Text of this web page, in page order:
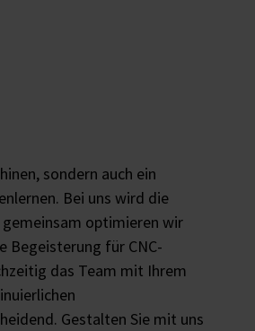
sondern auch ein
Bei uns wird die
optimieren wir
Begeisterung für CNC-
das Team mit Ihrem
Gestalten Sie mit uns